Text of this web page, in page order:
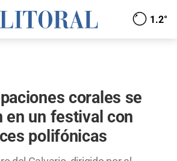
1.2°
corales se
en un festival con
polifónicas